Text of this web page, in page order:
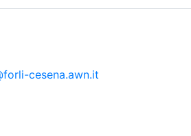
Dettagli evento